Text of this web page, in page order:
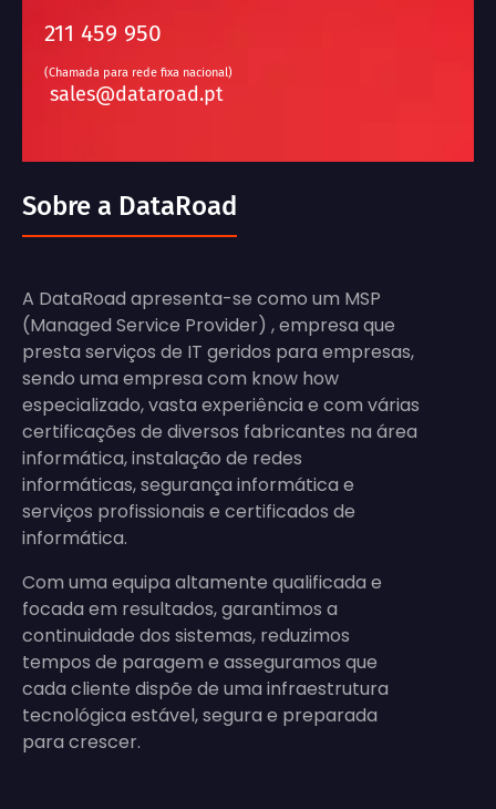
211 459 950
(Chamada para rede fixa nacional)
sales@dataroad.pt
Sobre a DataRoad
A DataRoad apresenta-se como um MSP
(Managed Service Provider) , empresa que
presta serviços de IT geridos para empresas,
sendo uma empresa com know how
especializado, vasta experiência e com várias
certificações de diversos fabricantes na área
informática, instalação de redes
informáticas, segurança informática e
serviços profissionais e certificados de
informática.
Com uma equipa altamente qualificada e
focada em resultados, garantimos a
continuidade dos sistemas, reduzimos
tempos de paragem e asseguramos que
cada cliente dispõe de uma infraestrutura
tecnológica estável, segura e preparada
para crescer.